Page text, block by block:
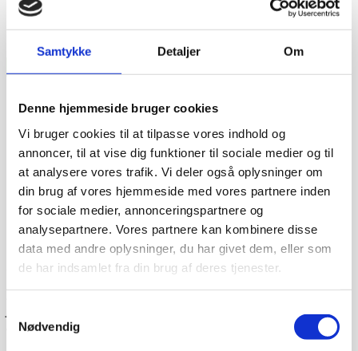
Samtykke Detaljer Om
Denne hjemmeside bruger cookies
Vi bruger cookies til at tilpasse vores indhold og
annoncer, til at vise dig funktioner til sociale medier og til
at analysere vores trafik. Vi deler også oplysninger om
din brug af vores hjemmeside med vores partnere inden
for sociale medier, annonceringspartnere og
analysepartnere. Vores partnere kan kombinere disse
data med andre oplysninger, du har givet dem, eller som
de har indsamlet fra din brug af deres tjenester.
Nødvendig
Dag-til-dag levering
første hverdag efter din bestilling, såfremt du har bestilt
inden klokken 13.30.